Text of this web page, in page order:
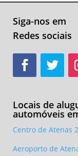
Siga-nos em
Redes sociais
Locais de
automóveis
Centro de Atenas
Aeroporto de